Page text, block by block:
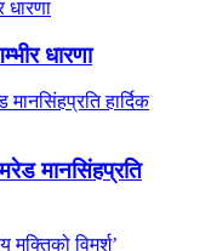
धारणा
मानसिंहप्रति